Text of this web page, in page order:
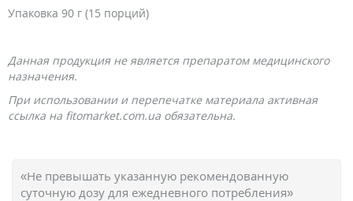
Упаковка 90 г (15 порций)
Данная продукция не является препаратом медицинского
назначения.
При использовании и перепечатке материала активная
ссылка на fitomarket.com.ua обязательна.
«Не превышать указанную рекомендованную
суточную дозу для ежедневного потребления»